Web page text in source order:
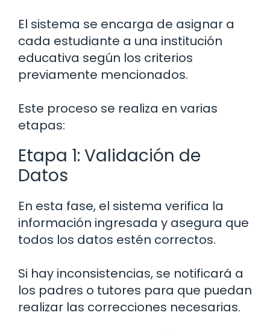
El sistema se encarga de asignar a
cada estudiante a una institución
educativa según los criterios
previamente mencionados.
Este proceso se realiza en varias
etapas:
Etapa 1: Validación de
Datos
En esta fase, el sistema verifica la
información ingresada y asegura que
todos los datos estén correctos.
Si hay inconsistencias, se notificará a
los padres o tutores para que puedan
realizar las correcciones necesarias.